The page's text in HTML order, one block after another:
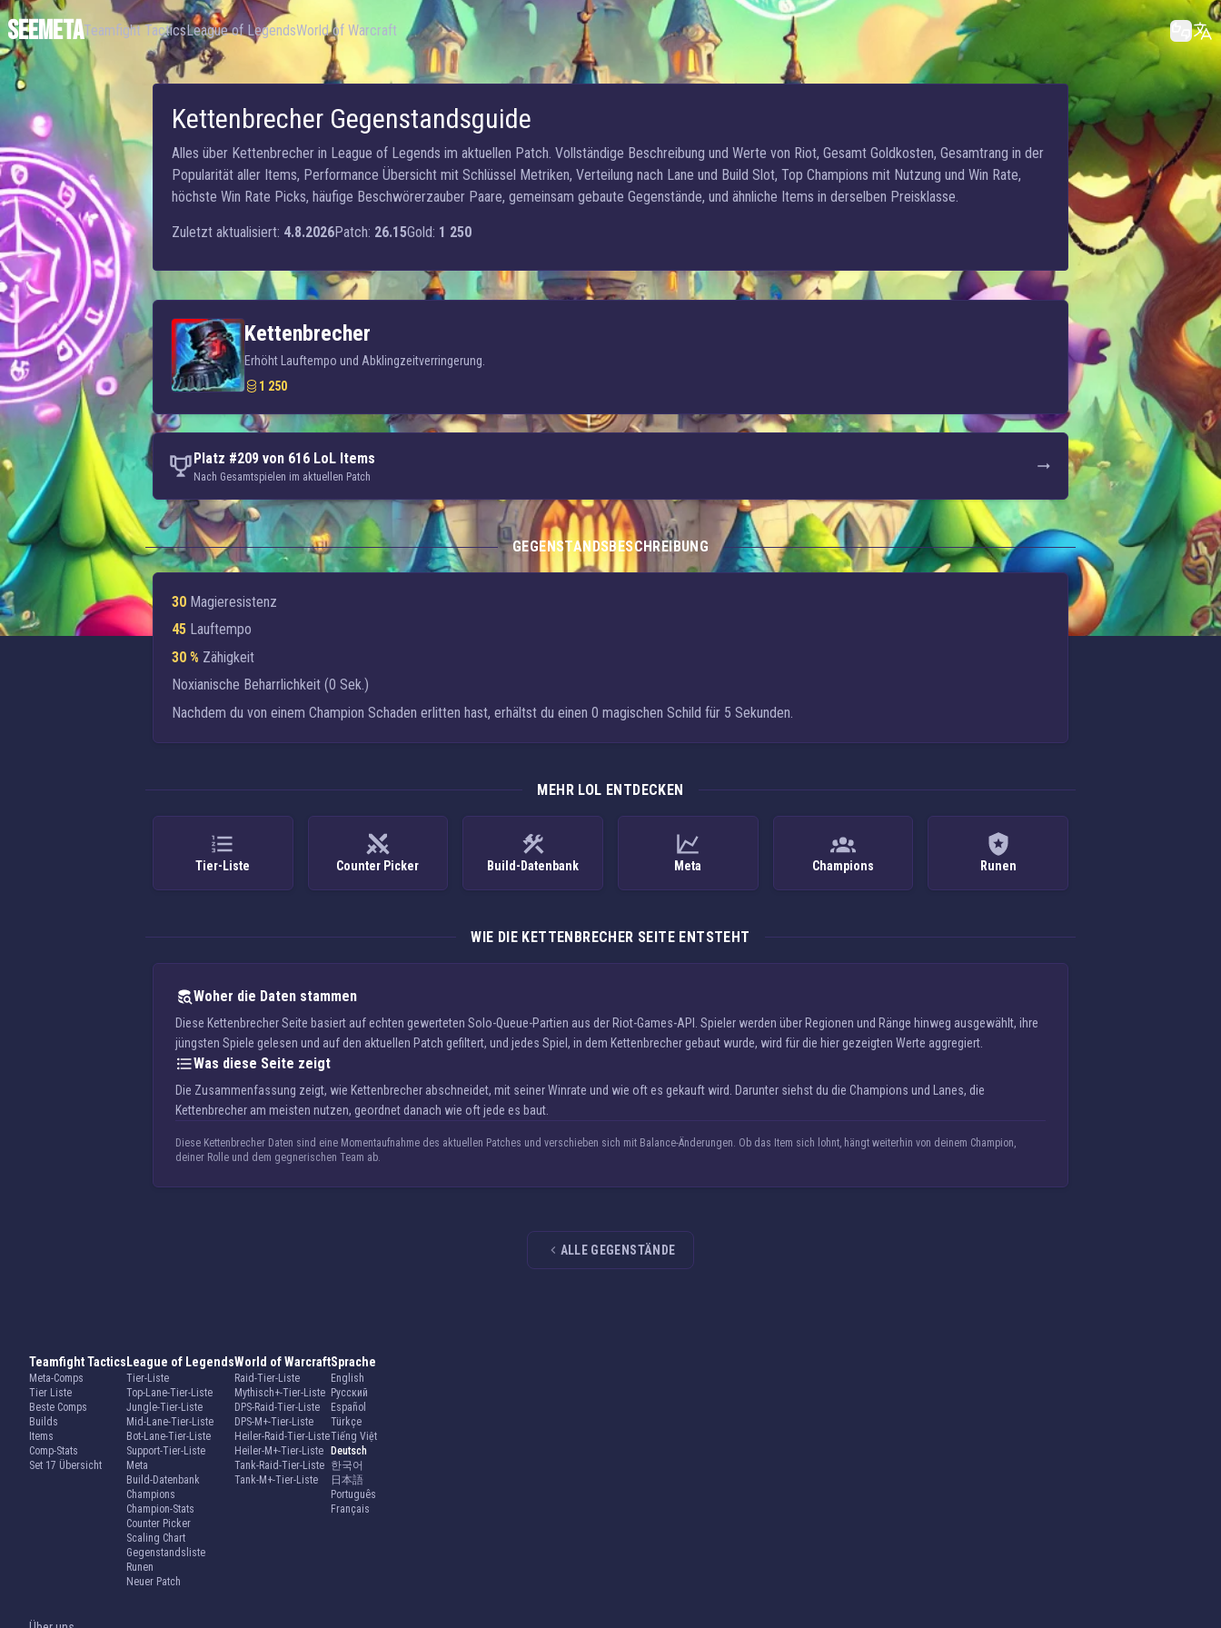
SEEMETATeamfight TacticsLeague of LegendsWorld of Warcraft
Kettenbrecher Gegenstandsguide
Alles über Kettenbrecher in League of Legends im aktuellen Patch. Vollständige Beschreibung und Werte von Riot, Gesamt Goldkosten, Gesamtrang in der
Popularität aller Items, Performance Übersicht mit Schlüssel Metriken, Verteilung nach Lane und Build Slot, Top Champions mit Nutzung und Win Rate,
höchste Win Rate Picks, häufige Beschwörerzauber Paare, gemeinsam gebaute Gegenstände, und ähnliche Items in derselben Preisklasse.
Zuletzt aktualisiert: 4.8.2026Patch: 26.15Gold: 1 250
Kettenbrecher
Erhöht Lauftempo und Abklingzeitverringerung.
1 250
Platz #209 von 616 LoL Items
Nach Gesamtspielen im aktuellen Patch
GEGENSTANDSBESCHREIBUNG
30 Magieresistenz
45 Lauftempo
30 % Zähigkeit
Noxianische Beharrlichkeit (0 Sek.)
Nachdem du von einem Champion Schaden erlitten hast, erhältst du einen 0 magischen Schild für 5 Sekunden.
MEHR LOL ENTDECKEN
Tier-Liste Counter Picker Build-Datenbank Meta Champions Runen
WIE DIE KETTENBRECHER SEITE ENTSTEHT
Woher die Daten stammen
Diese Kettenbrecher Seite basiert auf echten gewerteten Solo-Queue-Partien aus der Riot-Games-API. Spieler werden über Regionen und Ränge hinweg ausgewählt, ihre
jüngsten Spiele gelesen und auf den aktuellen Patch gefiltert, und jedes Spiel, in dem Kettenbrecher gebaut wurde, wird für die hier gezeigten Werte aggregiert.
Was diese Seite zeigt
Die Zusammenfassung zeigt, wie Kettenbrecher abschneidet, mit seiner Winrate und wie oft es gekauft wird. Darunter siehst du die Champions und Lanes, die
Kettenbrecher am meisten nutzen, geordnet danach wie oft jede es baut.
Diese Kettenbrecher Daten sind eine Momentaufnahme des aktuellen Patches und verschieben sich mit Balance-Änderungen. Ob das Item sich lohnt, hängt weiterhin von deinem Champion,
deiner Rolle und dem gegnerischen Team ab.
ALLE GEGENSTÄNDE
Teamfight Tactics
Meta-Comps
Tier Liste
Beste Comps
Builds
Items
Comp-Stats
Set 17 Übersicht
League of Legends
Tier-Liste
Top-Lane-Tier-Liste
Jungle-Tier-Liste
Mid-Lane-Tier-Liste
Bot-Lane-Tier-Liste
Support-Tier-Liste
Meta
Build-Datenbank
Champions
Champion-Stats
Counter Picker
Scaling Chart
Gegenstandsliste
Runen
Neuer Patch
World of Warcraft
Raid-Tier-Liste
Mythisch+-Tier-Liste
DPS-Raid-Tier-Liste
DPS-M+-Tier-Liste
Heiler-Raid-Tier-Liste
Heiler-M+-Tier-Liste
Tank-Raid-Tier-Liste
Tank-M+-Tier-Liste
Sprache
English
Русский
Español
Türkçe
Tiếng Việt
Deutsch
한국어
日本語
Português
Français